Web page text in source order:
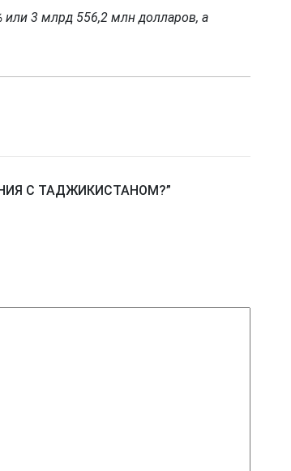
или 3 млрд 556,2 млн долларов, а
С ТАДЖИКИСТАНОМ?”